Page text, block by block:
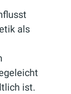
als
ist.